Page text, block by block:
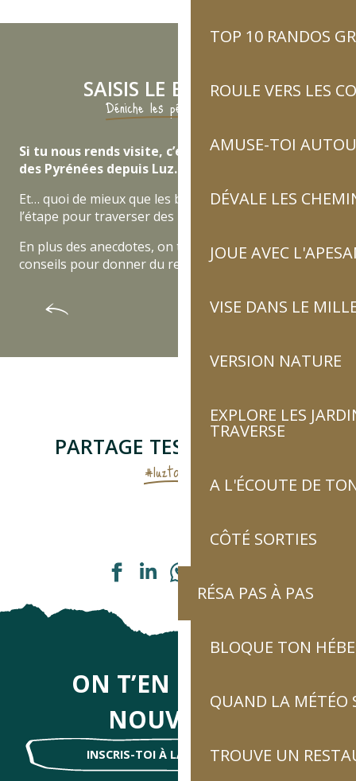
TOP 10 RANDOS
ROULE VERS LES
AMUSE-TOI
DÉVALE LES
JOUE AVEC
VISE DANS LE
VERSION NATURE
EXPLORE LES
TRAVERSE
A L'ÉCOUTE DE
CÔTÉ SORTIES
RÉSA PAS À PAS
BLOQUE TON
QUAND LA MÉTÉO
TROUVE UN
SAISIS LE BON ÉCHO
Déniche les pépites du blog
Si tu nous rends visite, c’est pour vivre l’essentiel
des Pyrénées depuis Luz.
Et… quoi de mieux que les bons tuyaux des locaux de
l’étape pour traverser des pics d’émotion ?!
En plus des anecdotes, on te livre nos meilleurs
conseils pour donner du relief à tes vacances.
Les 5 remèdes d’Élodie
PARTAGE TES AVENTURES
#luztourisme
ON T’EN DIRA DES
NOUVELLES
INSCRIS-TOI À LA NEWSLETTER !